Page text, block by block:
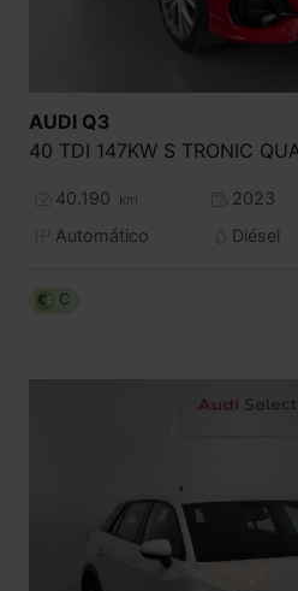
AUDI Q3
40.190 km
2023
Automático
Diésel
C